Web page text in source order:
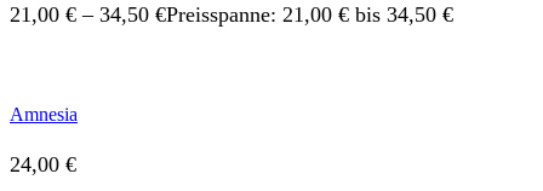
21,00 € – 34,50 €Preisspanne: 21,00 € bis 34,50 €
Amnesia
24,00 €